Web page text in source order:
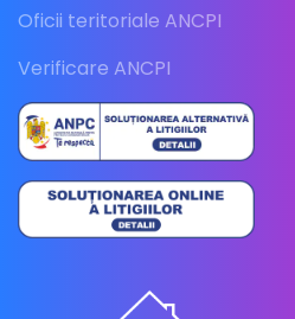
Oficii teritoriale ANCPI
Verificare ANCPI